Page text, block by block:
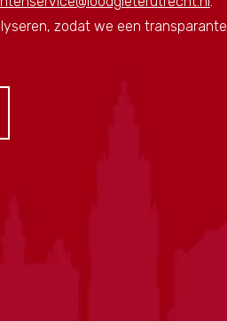
zodat we een transparante